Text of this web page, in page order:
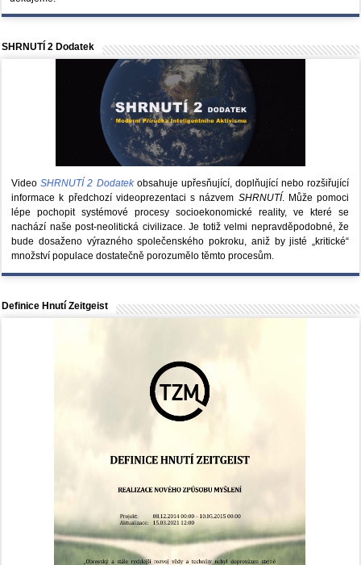
SHRNUTÍ 2 Dodatek
VideoSHRNUTÍ 2 Dodatekobsahuje upřesňující, doplňující nebo rozšiřující
informace k předchozí videoprezentaci s názvem SHRNUTÍ. Může pomoci
lépe pochopit systémové procesy socioekonomické reality, ve které se
nachází naše post-neolitická civilizace. Je totiž velmi nepravděpodobné, že
bude dosaženo výrazného společenského pokroku, aniž by jisté „kritické“
množství populace dostatečně porozumělo těmto procesům.
Definice Hnutí Zeitgeist